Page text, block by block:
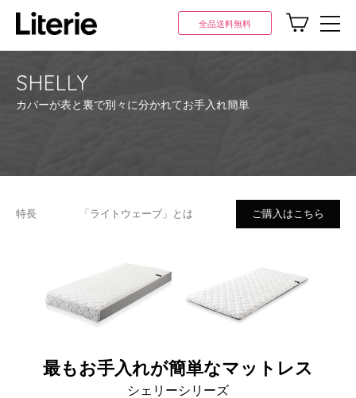
全品送料無料
特長 「ライトウェーブ」とは ご購入はこちら
SHELLY
カバーが表と裏で別々に分かれてお手入れ簡単
最もお手入れが簡単なマットレス
シェリーシリーズ